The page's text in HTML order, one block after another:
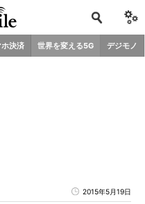
ホ決済 世界を変える5G デジモノ
2015年5月19日